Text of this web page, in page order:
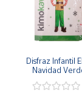
Disfraz Infantil
Navidad